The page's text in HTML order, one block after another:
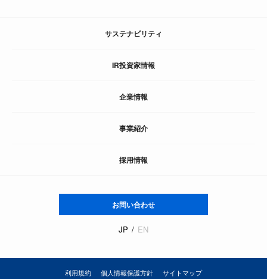
サステナビリティ
IR投資家情報
企業情報
事業紹介
採用情報
お問い合わせ
JP EN
利用規約 個人情報保護方針 サイトマップ